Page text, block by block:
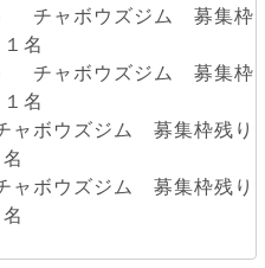
チャボウズジム 募集枠
名
チャボウズジム 募集枠
名
ボウズジム 募集枠残り
ボウズジム 募集枠残り